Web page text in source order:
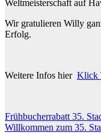
Weltmeisterschaft auf
Wir gratulieren Willy
Erfolg.
Weitere Infos hier Klick
Frühbucherrabatt 35.
Willkommen zum 35.